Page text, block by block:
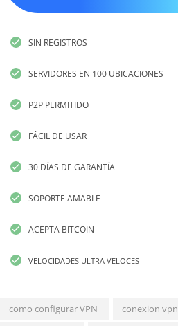
SIN REGISTROS
SERVIDORES EN 100 UBICACIONES
P2P PERMITIDO
FÁCIL DE USAR
30 DÍAS DE GARANTÍA
SOPORTE AMABLE
ACEPTA BITCOIN
VELOCIDADES ULTRA VELOCES
como configurar VPN conexion vpn